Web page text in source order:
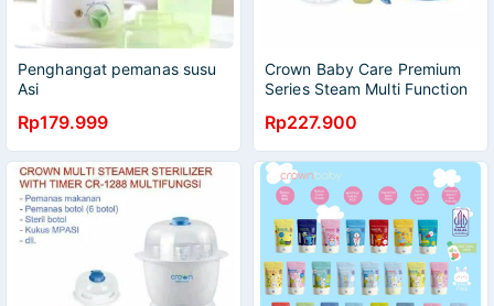
Penghangat pemanas susu
Asi
Rp179.999
Crown Baby Care Premium
Series Steam Multi Function
FungsiCR-1288 (Garansi)s1
Rp227.900